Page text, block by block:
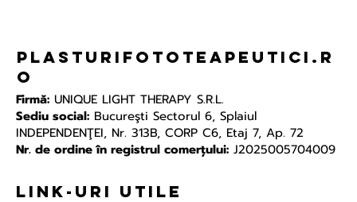
plasturifototeapeutici.r
o
Firmă: UNIQUE LIGHT THERAPY S.R.L.
Sediu social: Bucureşti Sectorul 6, Splaiul
INDEPENDENŢEI, Nr. 313B, CORP C6, Etaj 7, Ap. 72
Nr. de ordine în registrul comerțului: J2025005704009
Link-uri Utile